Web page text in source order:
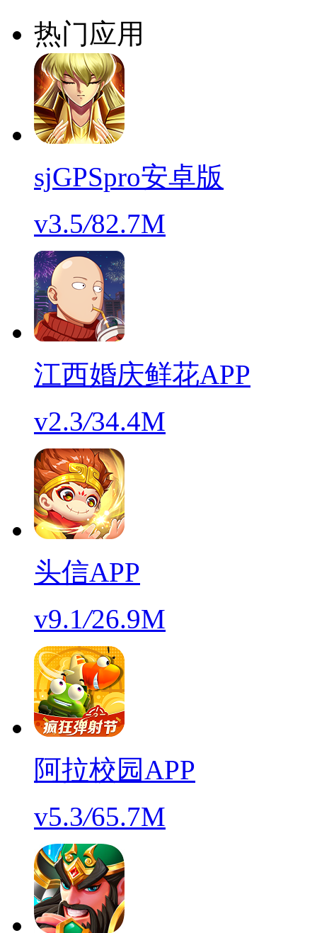
热门应用
sjGPSpro安卓版
v3.5/82.7M
江西婚庆鲜花APP
v2.3/34.4M
头信APP
v9.1/26.9M
阿拉校园APP
v5.3/65.7M